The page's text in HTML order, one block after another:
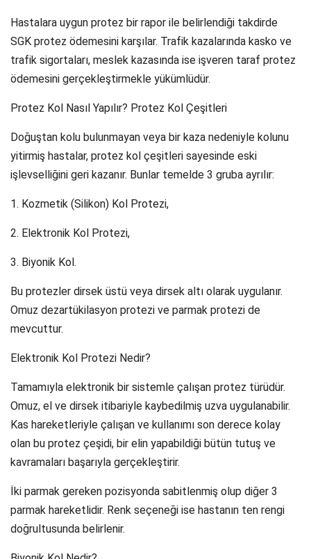
Hastalara uygun protez bir rapor ile belirlendiği takdirde
SGK protez ödemesini karşılar. Trafik kazalarında kasko ve
trafik sigortaları, meslek kazasında ise işveren taraf protez
ödemesini gerçekleştirmekle yükümlüdür.
Protez Kol Nasıl Yapılır? Protez Kol Çeşitleri
Doğuştan kolu bulunmayan veya bir kaza nedeniyle kolunu
yitirmiş hastalar, protez kol çeşitleri sayesinde eski
işlevselliğini geri kazanır. Bunlar temelde 3 gruba ayrılır:
1. Kozmetik (Silikon) Kol Protezi,
2. Elektronik Kol Protezi,
3. Biyonik Kol.
Bu protezler dirsek üstü veya dirsek altı olarak uygulanır.
Omuz dezartükilasyon protezi ve parmak protezi de
mevcuttur.
Elektronik Kol Protezi Nedir?
Tamamıyla elektronik bir sistemle çalışan protez türüdür.
Omuz, el ve dirsek itibariyle kaybedilmiş uzva uygulanabilir.
Kas hareketleriyle çalışan ve kullanımı son derece kolay
olan bu protez çeşidi, bir elin yapabildiği bütün tutuş ve
kavramaları başarıyla gerçekleştirir.
İki parmak gereken pozisyonda sabitlenmiş olup diğer 3
parmak hareketlidir. Renk seçeneği ise hastanın ten rengi
doğrultusunda belirlenir.